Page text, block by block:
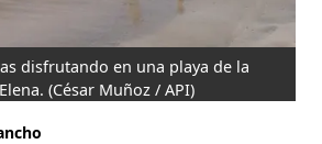
disfrutando en una playa de la
(César Muñoz / API)